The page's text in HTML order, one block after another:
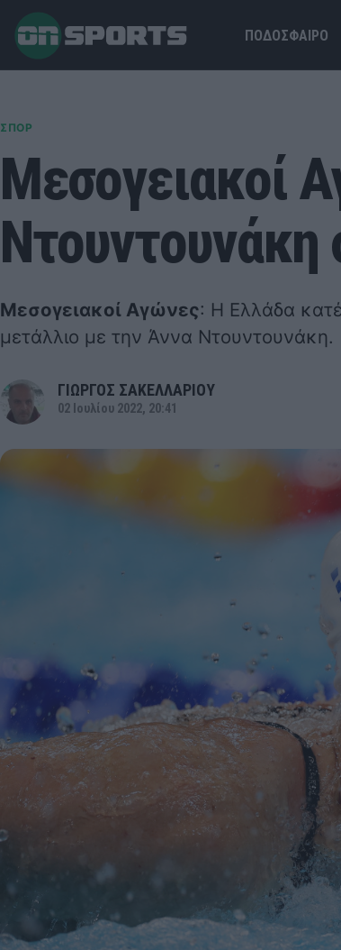
ΠΟΔΟΣΦΑΙΡΟ
ΣΠΟΡ
Μεσογειακοί
Μεσογειακοί Αγώνες: Η Ελλάδα
μετάλλιο με την Άννα Ντουντουνάκη.
ΓΙΩΡΓΟΣ ΣΑΚΕΛΛΑΡΙΟΥ
02 Ιουλίου 2022, 20:41